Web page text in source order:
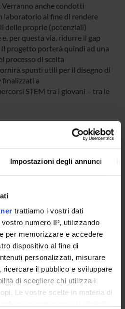
Impostazioni degli annunci
trattiamo i vostri dati
numero IP, utilizzando
per memorizzare e accedere
dispositivo al fine di
personalizzati, misurare
ricercare il pubblico e sviluppare
di scegliere chi utilizza i
Le vostre scelte in materia di
anche condotti
al fine di rendere
delle proprie (potenziali)
per questa via, ridurre il gap
Il progetto porterà quindi ad una
processo di scelta
spunti utili per il disegno di
a
STEM tra i giovani – tra le
e gestito dal Dipartimento
DAL PROGETTO
internazionale e Sviluppo